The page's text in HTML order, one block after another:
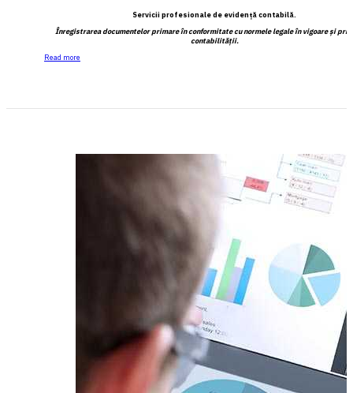
Servicii profesionale de evidenţă contabilă.
Înregistrarea documentelor primare în conformitate cu normele legale în vigoare şi
contabilităţii.
Read more